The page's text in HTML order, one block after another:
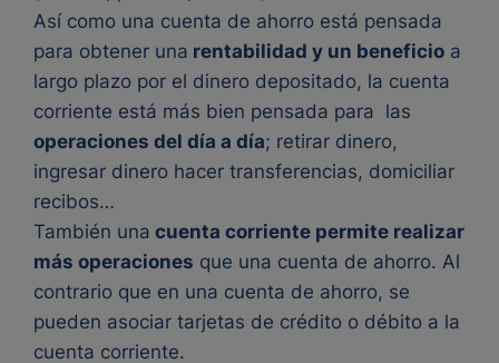
Así como una cuenta de ahorro está pensada
para obtener una rentabilidad y un beneficio a
largo plazo por el dinero depositado, la cuenta
corriente está más bien pensada para las
operaciones del día a día; retirar dinero,
ingresar dinero hacer transferencias, domiciliar
recibos…
También una cuenta corriente permite realizar
más operaciones que una cuenta de ahorro. Al
contrario que en una cuenta de ahorro, se
pueden asociar tarjetas de crédito o débito a la
cuenta corriente.